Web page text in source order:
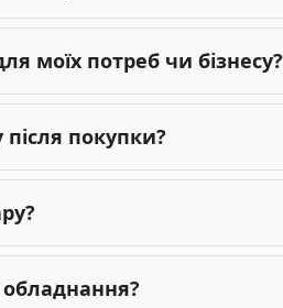
моїх потреб чи бізнесу?
покупки?